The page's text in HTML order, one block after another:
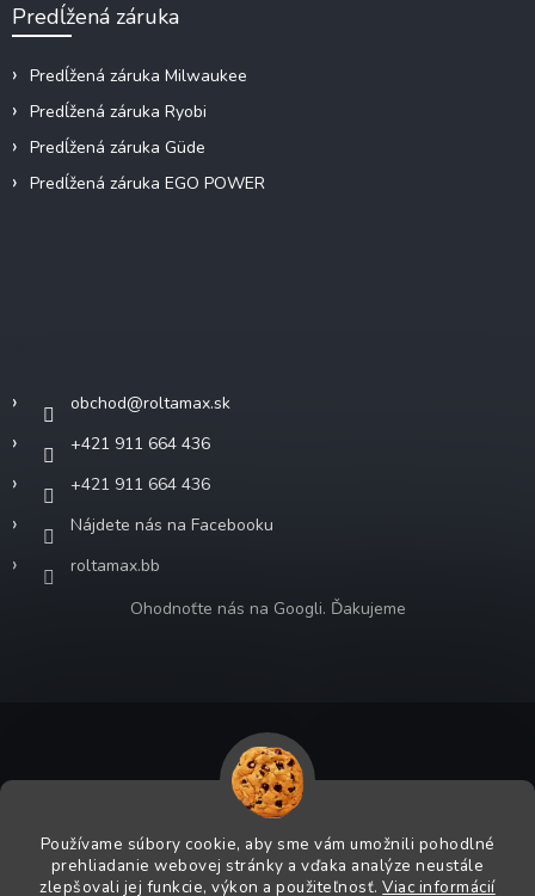
Používame súbory cookie, aby sme vám umožnili pohodlné
prehliadanie webovej stránky a vďaka analýze neustále
zlepšovali jej funkcie, výkon a použiteľnosť.Viac informácií
Predĺžená záruka
Predĺžená záruka Milwaukee
Predĺžená záruka Ryobi
Predĺžená záruka Güde
Predĺžená záruka EGO POWER
obchod@roltamax.sk
+421 911 664 436
+421 911 664 436
Nájdete nás na Facebooku
roltamax.bb
Ohodnoťte nás na Googli. Ďakujeme
ROLTA MAX s.r.o.. Všetky práva vyhradené.
Grafický návrh vytvoril a na Shoptet implementoval Tomáš Hlad
Shoptetak.cz.